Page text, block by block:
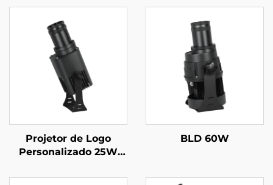
Projetor de Logo
Personalizado 25W
com Gobo Rotativo e
BLD 60W